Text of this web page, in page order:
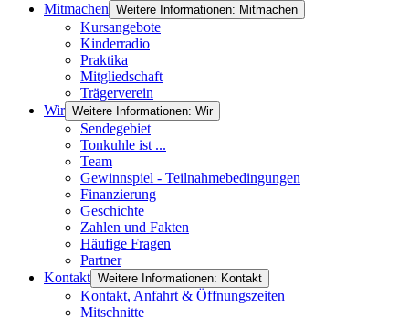
Mitmachen Weitere Informationen: Mitmachen
Kursangebote
Kinderradio
Praktika
Mitgliedschaft
Trägerverein
Wir Weitere Informationen: Wir
Sendegebiet
Tonkuhle ist ...
Team
Gewinnspiel - Teilnahmebedingungen
Finanzierung
Geschichte
Zahlen und Fakten
Häufige Fragen
Partner
Kontakt Weitere Informationen: Kontakt
Kontakt, Anfahrt & Öffnungszeiten
Mitschnitte